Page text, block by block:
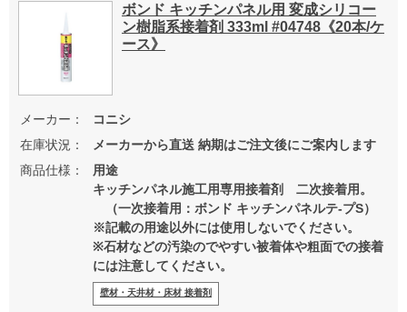
ボンド キッチンパネル用 変成シリコー
ン樹脂系接着剤 333ml #04748《20本/ケ
ース》
メーカー：
コニシ
在庫状況：
メーカーから直送 納期はご注文後にご案内します
商品仕様：
用途
キッチンパネル施工用専用接着剤 二次接着用。
（一次接着用：ボンド キッチンパネルテ-プS）
※記載の用途以外には使用しないでください。
※石材などの汚染のでやすい被着体や粗面での接着
には注意してください。
壁材・天井材・床材 接着剤